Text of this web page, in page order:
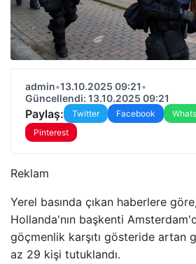
admin•13.10.2025 09:21•
Güncellendi: 13.10.2025 09:21
Paylaş: Twitter Facebook
Pinterest
Reklam
Yerel basında çıkan haberlere
Hollanda'nın başkenti
göçmenlik karşıtı gösteride artan
az 29 kişi tutuklandı.